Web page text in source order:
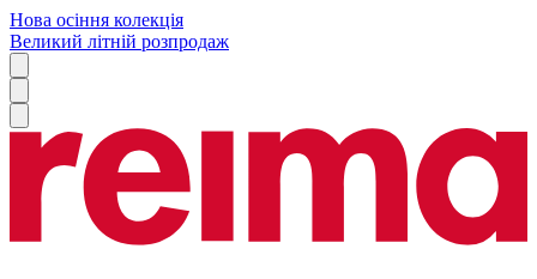
Нова осіння колекція
Великий літній розпродаж